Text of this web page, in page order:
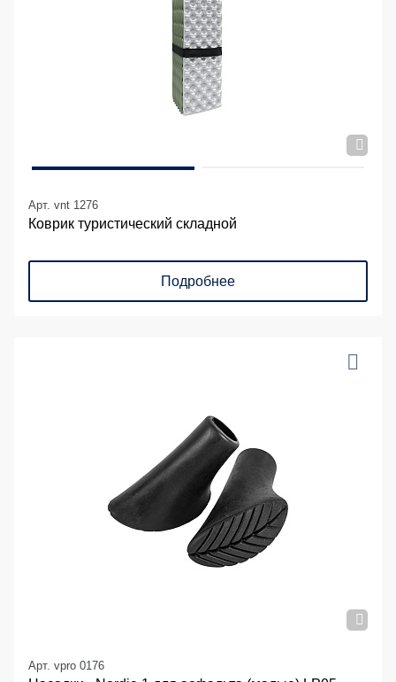
Арт. vnt 1276
Коврик туристический складной
Подробнее
Арт. vpro 0176